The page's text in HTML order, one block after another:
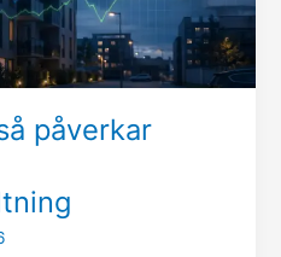
påverkar